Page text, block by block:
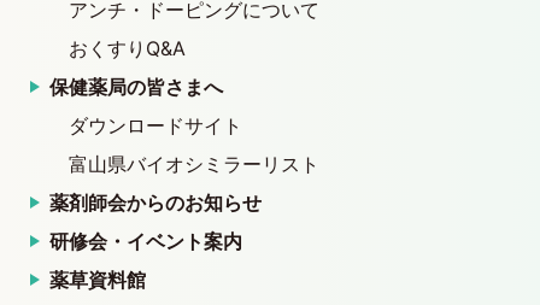
アンチ・ドーピングについて
おくすりQ&A
保健薬局の皆さまへ
ダウンロードサイト
富山県バイオシミラーリスト
薬剤師会からのお知らせ
研修会・イベント案内
薬草資料館